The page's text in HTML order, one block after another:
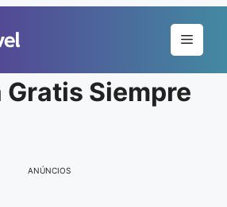
Menu
Gratis Siempre
ANÚNCIOS